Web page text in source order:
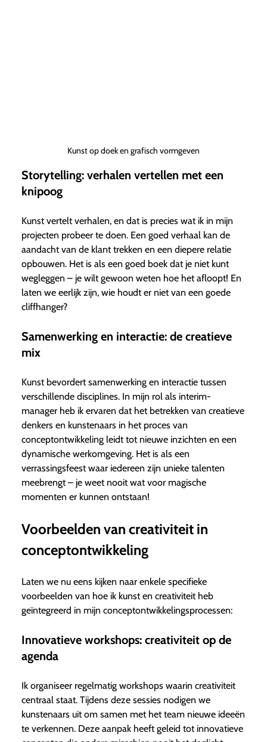
Kunst op doek en grafisch vormgeven
Storytelling: verhalen vertellen met een
knipoog
Kunst vertelt verhalen, en dat is precies wat ik in mijn
projecten probeer te doen. Een goed verhaal kan de
aandacht van de klant trekken en een diepere relatie
opbouwen. Het is als een goed boek dat je niet kunt
wegleggen – je wilt gewoon weten hoe het afloopt! En
laten we eerlijk zijn, wie houdt er niet van een goede
cliffhanger?
Samenwerking en interactie: de creatieve
mix
Kunst bevordert samenwerking en interactie tussen
verschillende disciplines. In mijn rol als interim-
manager heb ik ervaren dat het betrekken van creatieve
denkers en kunstenaars in het proces van
conceptontwikkeling leidt tot nieuwe inzichten en een
dynamische werkomgeving. Het is als een
verrassingsfeest waar iedereen zijn unieke talenten
meebrengt – je weet nooit wat voor magische
momenten er kunnen ontstaan!
Voorbeelden van creativiteit in
conceptontwikkeling
Laten we nu eens kijken naar enkele specifieke
voorbeelden van hoe ik kunst en creativiteit heb
geïntegreerd in mijn conceptontwikkelingsprocessen:
Innovatieve workshops: creativiteit op de
agenda
Ik organiseer regelmatig workshops waarin creativiteit
centraal staat. Tijdens deze sessies nodigen we
kunstenaars uit om samen met het team nieuwe ideeën
te verkennen. Deze aanpak heeft geleid tot innovatieve